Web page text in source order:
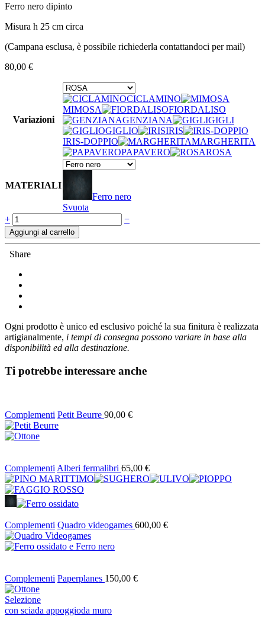
Ferro nero dipinto
Misura h 25 cm circa
(Campana esclusa, è possibile richiederla contattandoci per mail)
80,00 €
Variazioni
CICLAMINO
MIMOSA
FIORDALISO
GENZIANA
GIGLI
GIGLIO
IRIS
IRIS-DOPPIO
MARGHERITA
PAPAVERO
ROSA
MATERIALI
Ferro nero
Svuota
Quantità
+ −
Aggiungi al carrello
Share
Ogni prodotto è unico ed esclusivo poiché la sua finitura è realizzata
artigianalmente, i tempi di consegna possono variare in base alla
disponibilità ed alla destinazione.
Ti potrebbe interessare anche
Complementi Petit Beurre 90,00 €
Complementi Alberi fermalibri 65,00 €
Complementi Quadro videogames 600,00 €
Complementi Paperplanes 150,00 €
Selezione
con sciada appoggioda muro